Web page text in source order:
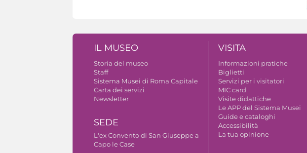
IL MUSEO
Storia del museo
Staff
Sistema Musei di Roma Capitale
Carta dei servizi
Newsletter
SEDE
L'ex Convento di San Giuseppe a
Capo le Case
VISITA
Informazioni pratiche
Biglietti
Servizi per i visitatori
MIC card
Visite didattiche
Le APP del Sistema Musei
Guide e cataloghi
Accessibilità
La tua opinione